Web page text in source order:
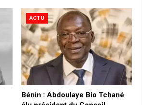
ACTU
Bénin : Abdoulaye Bio Tchané